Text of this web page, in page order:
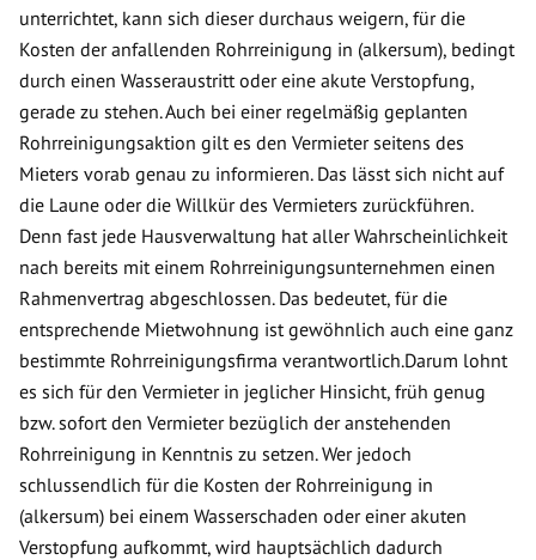
unterrichtet, kann sich dieser durchaus weigern, für die
Kosten der anfallenden Rohrreinigung in (alkersum), bedingt
durch einen Wasseraustritt oder eine akute Verstopfung,
gerade zu stehen. Auch bei einer regelmäßig geplanten
Rohrreinigungsaktion gilt es den Vermieter seitens des
Mieters vorab genau zu informieren. Das lässt sich nicht auf
die Laune oder die Willkür des Vermieters zurückführen.
Denn fast jede Hausverwaltung hat aller Wahrscheinlichkeit
nach bereits mit einem Rohrreinigungsunternehmen einen
Rahmenvertrag abgeschlossen. Das bedeutet, für die
entsprechende Mietwohnung ist gewöhnlich auch eine ganz
bestimmte Rohrreinigungsfirma verantwortlich.Darum lohnt
es sich für den Vermieter in jeglicher Hinsicht, früh genug
bzw. sofort den Vermieter bezüglich der anstehenden
Rohrreinigung in Kenntnis zu setzen. Wer jedoch
schlussendlich für die Kosten der Rohrreinigung in
(alkersum) bei einem Wasserschaden oder einer akuten
Verstopfung aufkommt, wird hauptsächlich dadurch